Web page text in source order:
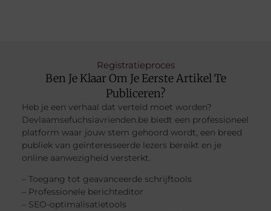
Registratieproces
Ben Je Klaar Om Je Eerste Artikel Te
Publiceren?
Heb je een verhaal dat verteld moet worden?
Devlaamsefuchsiavrienden.be biedt een professioneel
platform waar jouw stem gehoord wordt, een breed
publiek van geïnteresseerde lezers bereikt en je
online aanwezigheid versterkt.
– Toegang tot geavanceerde schrijftools
– Professionele berichteditor
– SEO-optimalisatietools